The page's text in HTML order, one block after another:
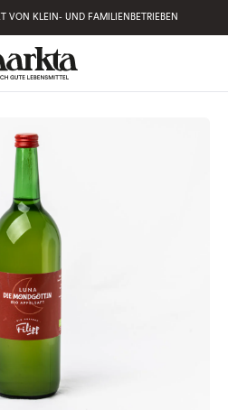
VON KLEIN- UND FAMILIENBETRIEBEN